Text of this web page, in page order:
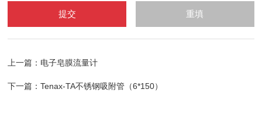
上一篇： 电子皂膜流量计
下一篇：Tenax-TA不锈钢吸附管（6*150）